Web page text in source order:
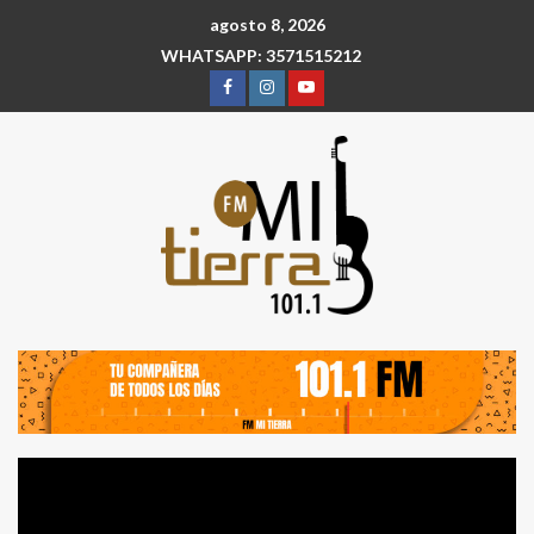
agosto 8, 2026
WHATSAPP: 3571515212